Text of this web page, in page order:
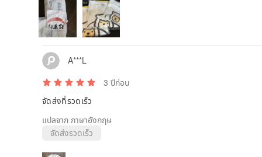
A***L
3 ปีก่อน
จัดส่งที่รวดเร็ว
แปลจาก ภาษาอังกฤษ
จัดส่งรวดเร็ว